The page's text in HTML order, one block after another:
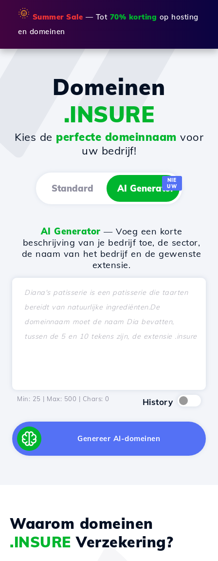
🌞 Summer Sale — Tot 70% korting op hosting
en domeinen
Domeinen
.INSURE
Kies de perfecte domeinnaam voor
uw bedrijf!
Standard AI Generator
NIE
UW
AI Generator — Voeg een korte
beschrijving van je bedrijf toe, de sector,
de naam van het bedrijf en de gewenste
extensie.
Min: 25 | Max: 500 | Chars: 0 History
Genereer AI-domeinen
Waarom domeinen
.INSURE Verzekering?